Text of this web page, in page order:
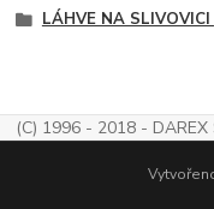
LÁHVE NA SLIVOVICI
(C) 1996 - 2018 -